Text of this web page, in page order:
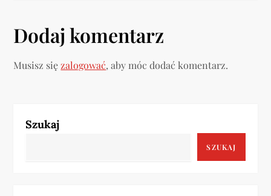
a
c
a
Dodaj komentarz
Musisz sięzalogować, aby móc dodać komentarz.
Szukaj
SZUKAJ